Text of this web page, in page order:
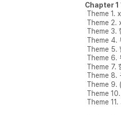
Chapter 1
Theme 1.
Theme 2.
Theme 3.
Theme 4.
Theme 5.
Theme 6.
Theme 7.
Theme 8.
Theme 9.
Theme 10.
Theme 11.